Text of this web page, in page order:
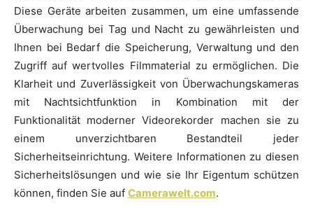
Diese Geräte arbeiten zusammen, um eine umfassende
Überwachung bei Tag und Nacht zu gewährleisten und
Ihnen bei Bedarf die Speicherung, Verwaltung und den
Zugriff auf wertvolles Filmmaterial zu ermöglichen. Die
Klarheit und Zuverlässigkeit von Überwachungskameras
mit Nachtsichtfunktion in Kombination mit der
Funktionalität moderner Videorekorder machen sie zu
einem unverzichtbaren Bestandteil jeder
Sicherheitseinrichtung. Weitere Informationen zu diesen
Sicherheitslösungen und wie sie Ihr Eigentum schützen
können, finden Sie auf Camerawelt.com.